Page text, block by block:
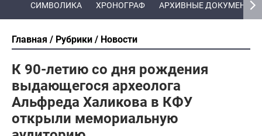
СИМВОЛИКА ХРОНОГРАФ АРХИВНЫЕ ДОКУМЕНТЫ
Главная Рубрики Новости
К 90-летию со дня рождения
выдающегося археолога
Альфреда Халикова в КФУ
открыли мемориальную